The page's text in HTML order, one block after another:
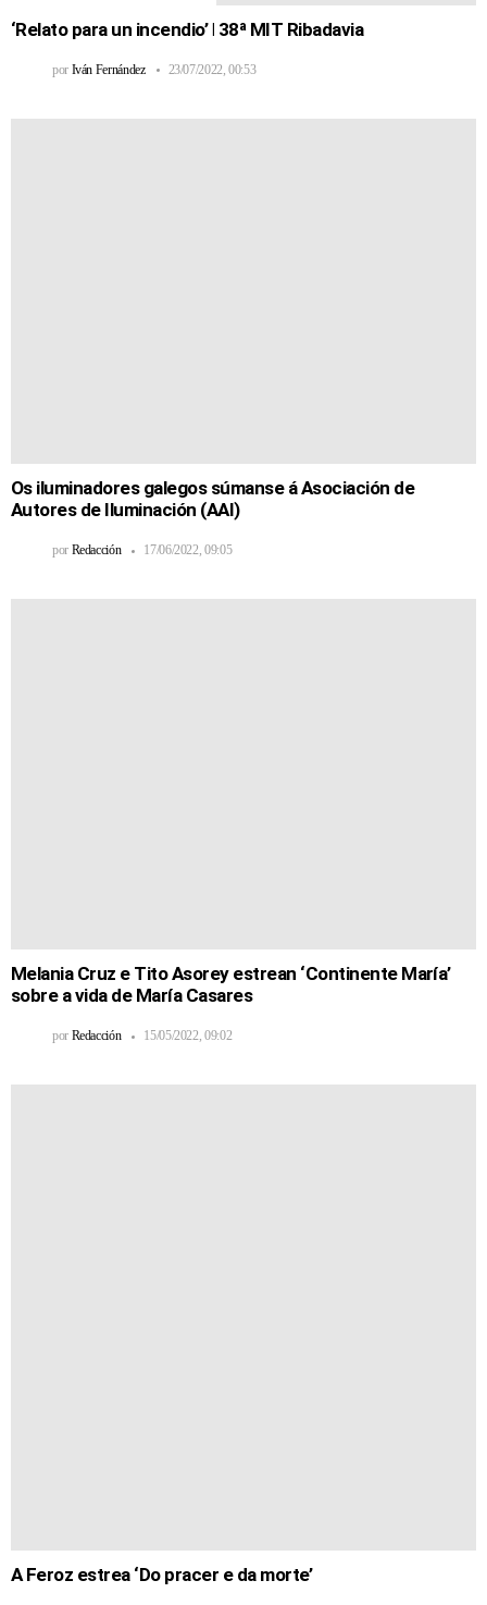
‘Relato para un incendio’ ǀ 38ª MIT Ribadavia
por Iván Fernández 23/07/2022, 00:53
Os iluminadores galegos súmanse á Asociación de
Autores de Iluminación (AAI)
por Redacción 17/06/2022, 09:05
Melania Cruz e Tito Asorey estrean ‘Continente María’
sobre a vida de María Casares
por Redacción 15/05/2022, 09:02
A Feroz estrea ‘Do pracer e da morte’